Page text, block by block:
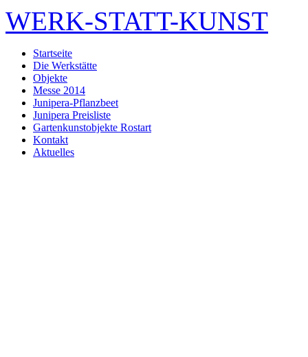
WERK-STATT-KUNST
Startseite
Die Werkstätte
Objekte
Messe 2014
Junipera-Pflanzbeet
Junipera Preisliste
Gartenkunstobjekte Rostart
Kontakt
Aktuelles